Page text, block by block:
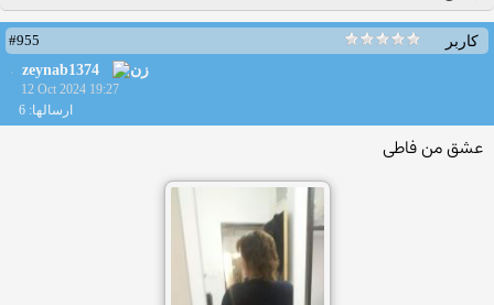
کاربر
#955
zeynab1374
12 Oct 2024 19:27
ارسالها: 6
عشق من فاطی